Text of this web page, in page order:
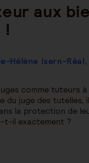
aux
Hélène Isern-
comme tuteurs
juge des tutelles,
la protection de
t-il exactement ?